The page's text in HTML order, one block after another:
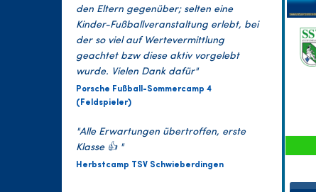
den Eltern gegenüber; selten eine
Kinder-Fußballveranstaltung erlebt, bei
der so viel auf Wertevermittlung
geachtet bzw diese aktiv vorgelebt
wurde. Vielen Dank dafür"
Porsche Fußball-Sommercamp 4
(Feldspieler)
"Alle Erwartungen übertroffen, erste
Klasse 👍 "
Herbstcamp TSV Schwieberdingen